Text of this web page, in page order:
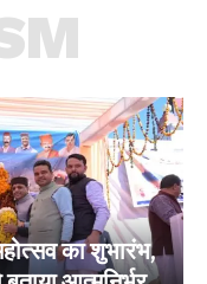
का शुभारंभ,